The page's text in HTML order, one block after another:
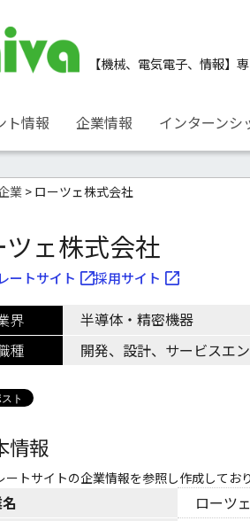
【機械、電気電子、情報】
ト情報 企業情報 インターンシ
業 > ローツェ株式会社
ツェ株式会社
ートサイト 採用サイト
界
半導体・精密機器
種
開発、設計、サービスエ
情報
ートサイトの企業情報を参照し作成しており
ローツ